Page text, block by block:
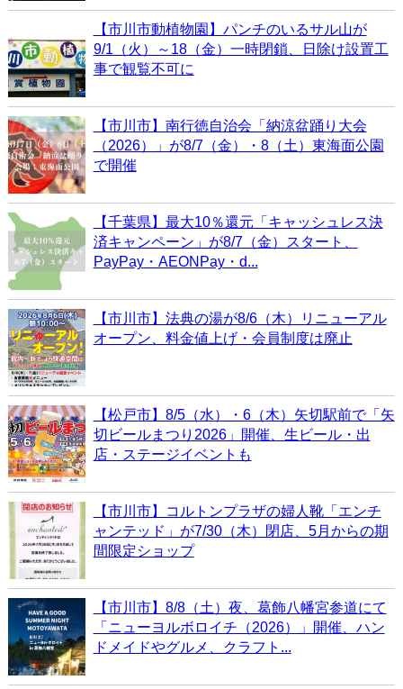
【市川市動植物園】パンチのいるサル山が
9/1（火）～18（金）一時閉鎖、日除け設置工
事で観覧不可に
【市川市】南行徳自治会「納涼盆踊り大会
（2026）」が8/7（金）・8（土）東海面公園
で開催
【千葉県】最大10％還元「キャッシュレス決
済キャンペーン」が8/7（金）スタート、
PayPay・AEONPay・d...
【市川市】法典の湯が8/6（木）リニューアル
オープン、料金値上げ・会員制度は廃止
【松戸市】8/5（水）・6（木）矢切駅前で「矢
切ビールまつり2026」開催、生ビール・出
店・ステージイベントも
【市川市】コルトンプラザの婦人靴「エンチ
ャンテッド」が7/30（木）閉店、5月からの期
間限定ショップ
【市川市】8/8（土）夜、葛飾八幡宮参道にて
「ニューヨルボロイチ（2026）」開催、ハン
ドメイドやグルメ、クラフト...